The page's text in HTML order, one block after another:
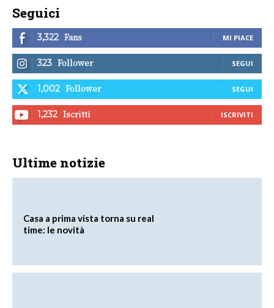
Seguici
3,322 Fans MI PIACE
323 Follower SEGUI
1,002 Follower SEGUI
1,232 Iscritti ISCRIVITI
Ultime notizie
Casa a prima vista torna su real
time: le novità